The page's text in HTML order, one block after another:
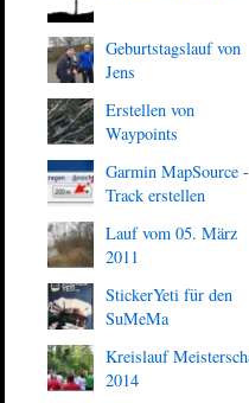
Geburtstagslauf von
Jens
Erstellen von
Waypoints
Garmin MapSource -
Track erstellen
Lauf vom 05. März
2011
StickerYeti für den
SuMeMa
Kreislauf
2014